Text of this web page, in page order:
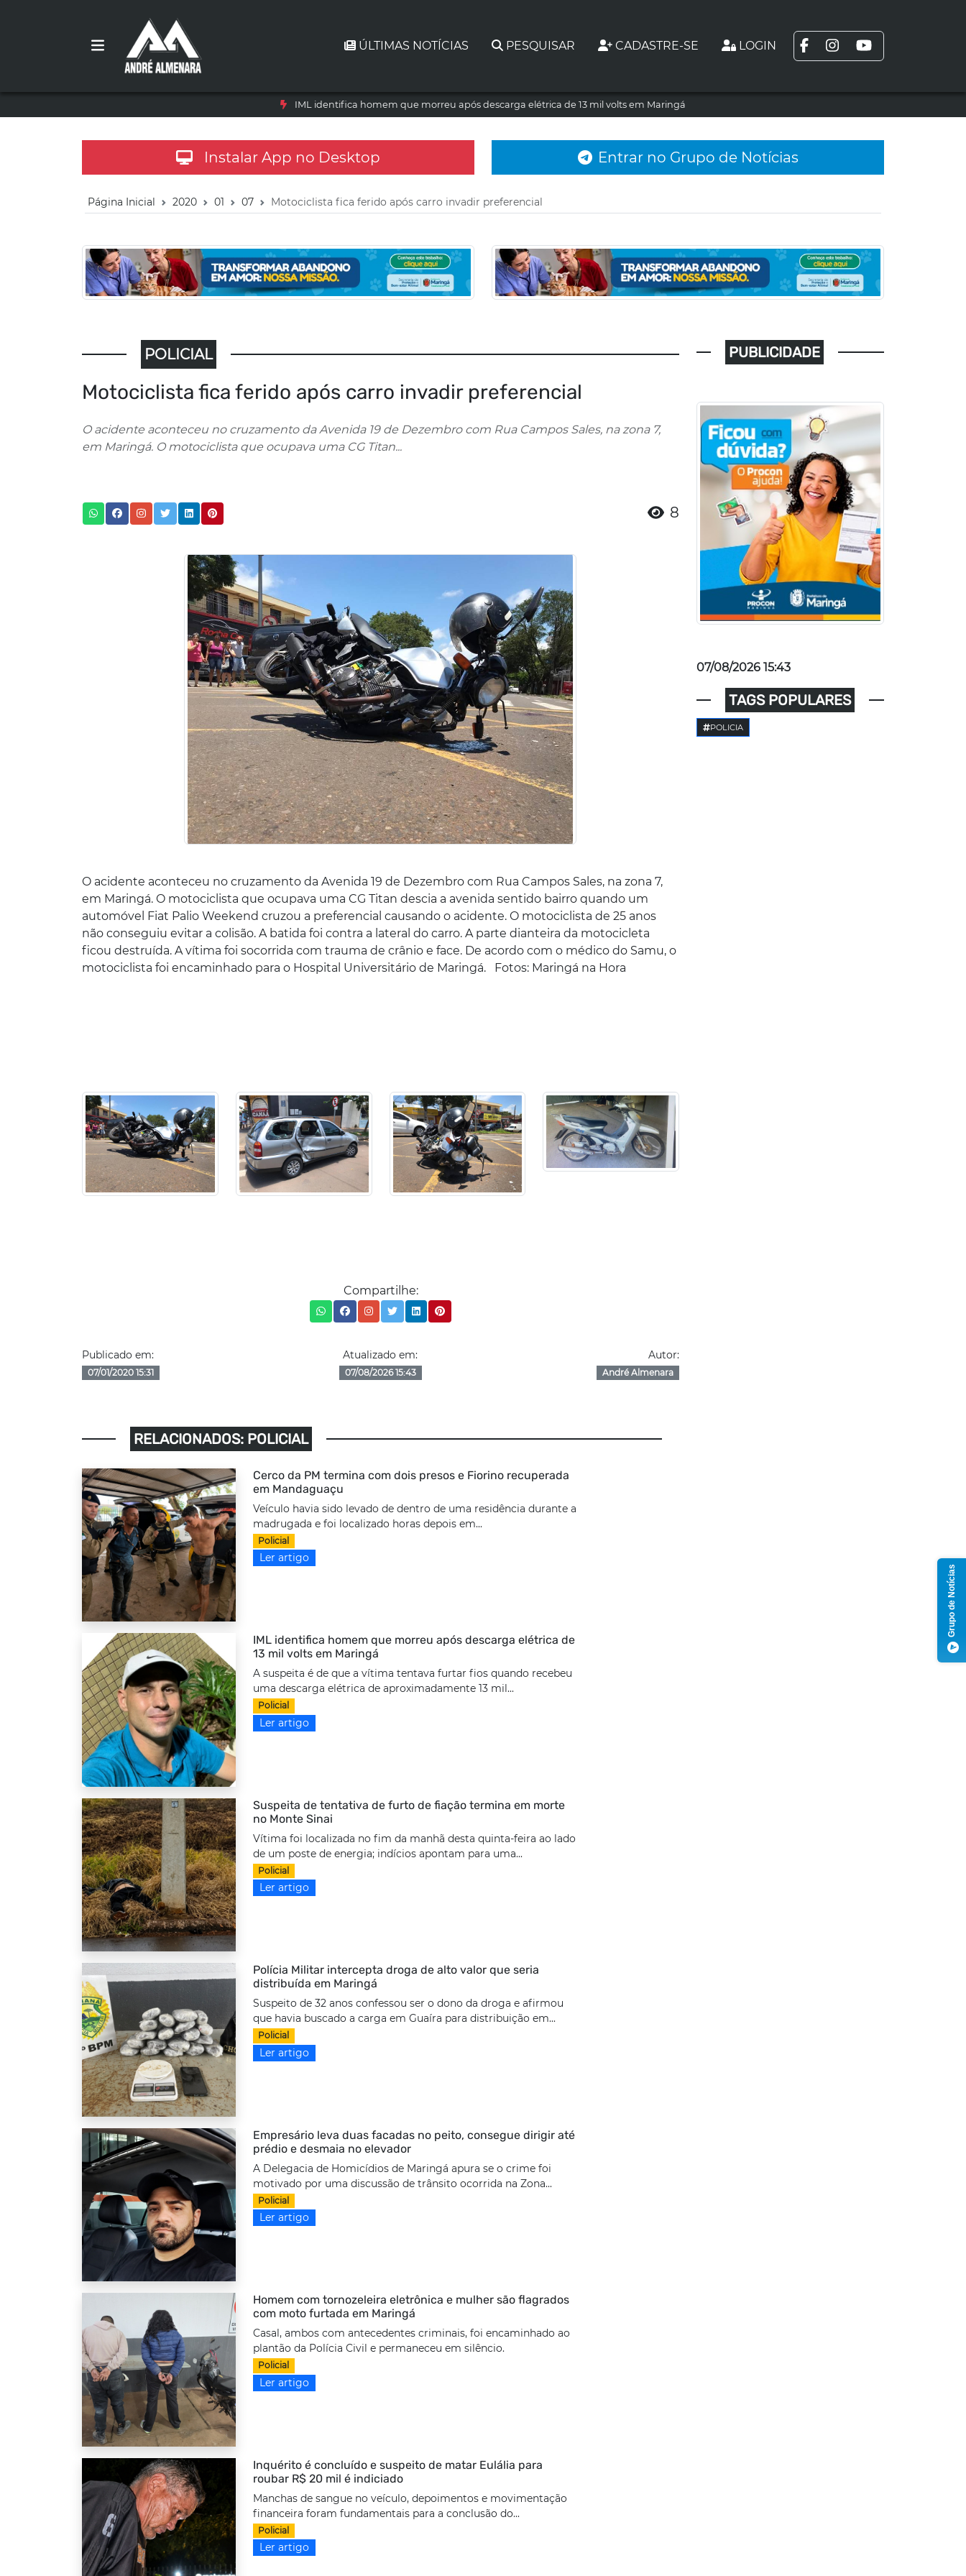
ÚLTIMAS NOTÍCIAS PESQUISAR CADASTRE-SE LOGIN
IML identifica homem que morreu após descarga elétrica de 13 mil volts em Maringá
Instalar App no Desktop Entrar no Grupo de Notícias
Página Inicial 2020 01 07 Motociclista fica ferido após carro invadir preferencial
POLICIAL
Motociclista fica ferido após carro invadir preferencial
O acidente aconteceu no cruzamento da Avenida 19 de Dezembro com Rua Campos Sales, na zona 7,
em Maringá. O motociclista que ocupava uma CG Titan...
8
O acidente aconteceu no cruzamento da Avenida 19 de Dezembro com Rua Campos Sales, na zona 7,
em Maringá. O motociclista que ocupava uma CG Titan descia a avenida sentido bairro quando um
automóvel Fiat Palio Weekend cruzou a preferencial causando o acidente. O motociclista de 25 anos
não conseguiu evitar a colisão. A batida foi contra a lateral do carro. A parte dianteira da motocicleta
ficou destruída. A vítima foi socorrida com trauma de crânio e face. De acordo com o médico do Samu, o
motociclista foi encaminhado para o Hospital Universitário de Maringá. Fotos: Maringá na Hora
Compartilhe:
Publicado em:
07/01/2020 15:31
Atualizado em:
07/08/2026 15:43
Autor:
André Almenara
RELACIONADOS: POLICIAL
Cerco da PM termina com dois presos e Fiorino recuperada
em Mandaguaçu
Veículo havia sido levado de dentro de uma residência durante a
madrugada e foi localizado horas depois em...
Policial
Ler artigo
IML identifica homem que morreu após descarga elétrica de
13 mil volts em Maringá
A suspeita é de que a vítima tentava furtar fios quando recebeu
uma descarga elétrica de aproximadamente 13 mil...
Policial
Ler artigo
Suspeita de tentativa de furto de fiação termina em morte
no Monte Sinai
Vítima foi localizada no fim da manhã desta quinta-feira ao lado
de um poste de energia; indícios apontam para uma...
Policial
Ler artigo
Polícia Militar intercepta droga de alto valor que seria
distribuída em Maringá
Suspeito de 32 anos confessou ser o dono da droga e afirmou
que havia buscado a carga em Guaíra para distribuição em...
Policial
Ler artigo
Empresário leva duas facadas no peito, consegue dirigir até
prédio e desmaia no elevador
A Delegacia de Homicídios de Maringá apura se o crime foi
motivado por uma discussão de trânsito ocorrida na Zona...
Policial
Ler artigo
Homem com tornozeleira eletrônica e mulher são flagrados
com moto furtada em Maringá
Casal, ambos com antecedentes criminais, foi encaminhado ao
plantão da Polícia Civil e permaneceu em silêncio.
Policial
Ler artigo
Inquérito é concluído e suspeito de matar Eulália para
roubar R$ 20 mil é indiciado
Manchas de sangue no veículo, depoimentos e movimentação
financeira foram fundamentais para a conclusão do...
Policial
Ler artigo
PUBLICIDADE
07/08/2026 15:43
TAGS POPULARES
POLICIA
Grupo de Notícias